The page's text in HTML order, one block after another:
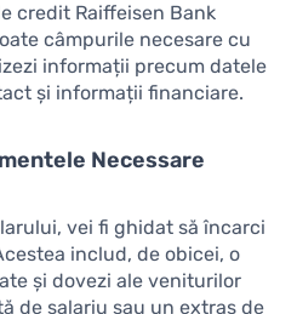
credit Raiffeisen Bank
câmpurile necesare cu
informații precum datele
și informații financiare.
Necessare
vei fi ghidat să încarci
includ, de obicei, o
și dovezi ale veniturilor
de salariu sau un extras de